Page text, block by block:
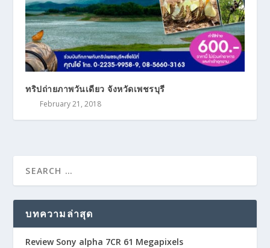
ทริปถ่ายภาพวันเดียว จังหวัดเพชรบุรี
February 21, 2018
บทความล่าสุด
Review Sony alpha 7CR 61 Megapixels